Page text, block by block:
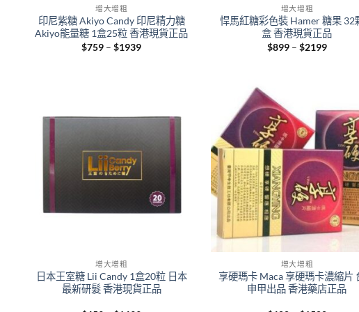
增大增粗
印尼紫糖 Akiyo Candy 印尼精力糖
Akiyo能量糖 1盒25粒 香港現貨正品
$759 – $1939Price
增大增粗
悍馬紅糖彩色裝 Hamer 糖果 32
盒 香港現貨正品
$899 – $2199Price
增大增粗
日本王室糖 Lii Candy 1盒20粒 日本
最新研髮 香港現貨正品
+
增大增粗
享硬瑪卡 Maca 享硬瑪卡濃縮片
申甲出品 香港藥店正品